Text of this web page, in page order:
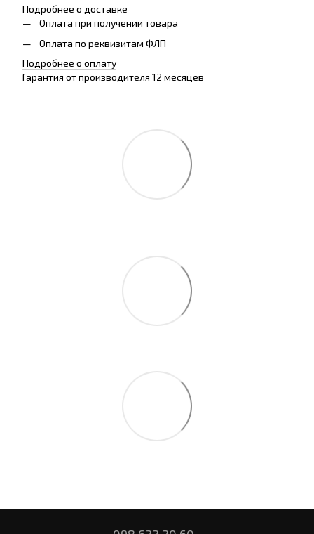
Подробнее о доставке
Оплата при получении товара
Оплата по реквизитам ФЛП
Подробнее о оплату
Гарантия от производителя 12 месяцев